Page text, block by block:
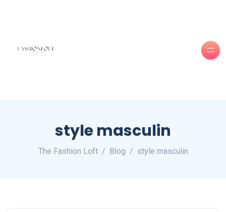
style masculin
The Fashion Loft Blog style masculin